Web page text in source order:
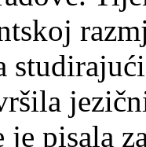
pisala